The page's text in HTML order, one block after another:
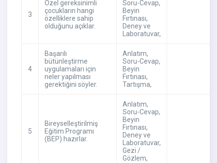
3
Özel gereksinimli
çocukların hangi
özelliklere sahip
olduğunu açıklar.
Soru-Cevap,
Beyin
Fırtınası,
Deney ve
Laboratuvar,
4
Başarılı
bütünleştirme
uygulamaları için
neler yapılması
gerektiğini söyler.
Anlatım,
Soru-Cevap,
Beyin
Fırtınası,
Tartışma,
5
Bireyselleştirilmiş
Eğitim Programı
(BEP) hazırlar.
Anlatım,
Soru-Cevap,
Beyin
Fırtınası,
Deney ve
Laboratuvar,
Gezi /
Gözlem,